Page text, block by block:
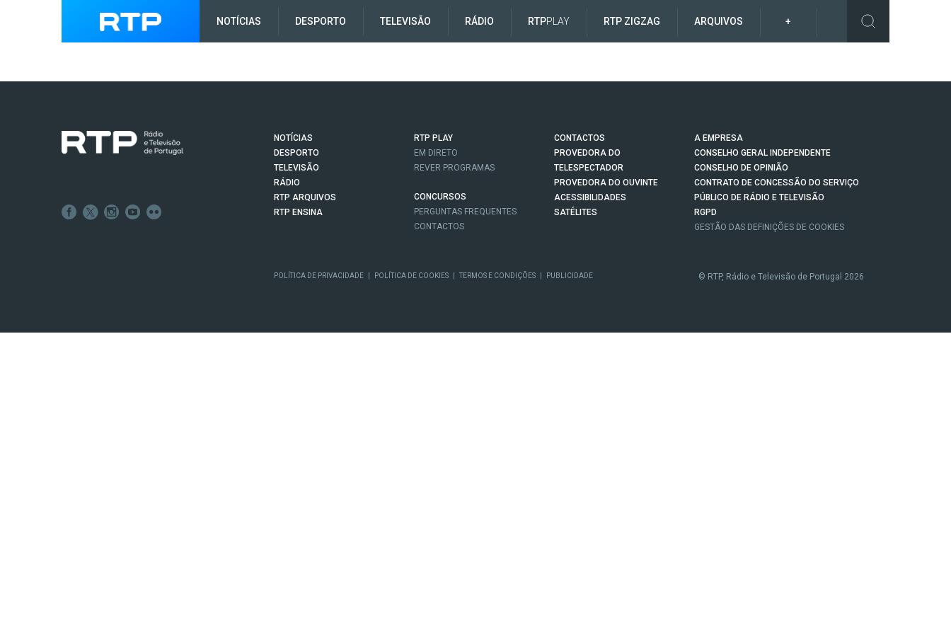
NOTÍCIAS DESPORTO TELEVISÃO RÁDIO RTPPLAY RTP ZIGZAG ARQUIVOS +
NOTÍCIAS
DESPORTO
TELEVISÃO
RÁDIO
RTP ARQUIVOS
RTP ENSINA
RTP PLAY
EM DIRETO
REVER PROGRAMAS
CONCURSOS
PERGUNTAS FREQUENTES
CONTACTOS
CONTACTOS
PROVEDORA DO
TELESPECTADOR
PROVEDORA DO OUVINTE
ACESSIBILIDADES
SATÉLITES
A EMPRESA
CONSELHO GERAL INDEPENDENTE
CONSELHO DE OPINIÃO
CONTRATO DE CONCESSÃO DO SERVIÇO
PÚBLICO DE RÁDIO E TELEVISÃO
RGPD
GESTÃO DAS DEFINIÇÕES DE COOKIES
POLÍTICA DE PRIVACIDADE POLÍTICA DE COOKIES TERMOS E CONDIÇÕES PUBLICIDADE © RTP, Rádio e Televisão de Portugal 2026